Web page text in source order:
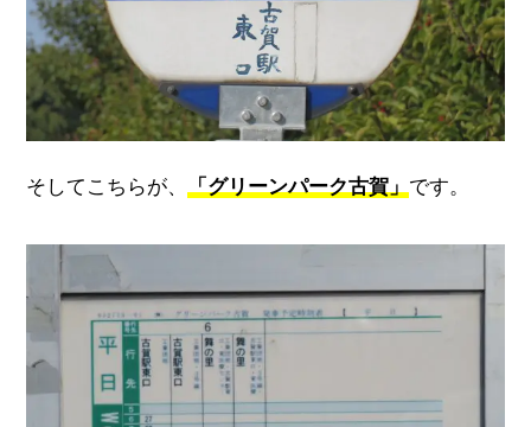
そしてこちらが、「グリーンパーク古賀」です。